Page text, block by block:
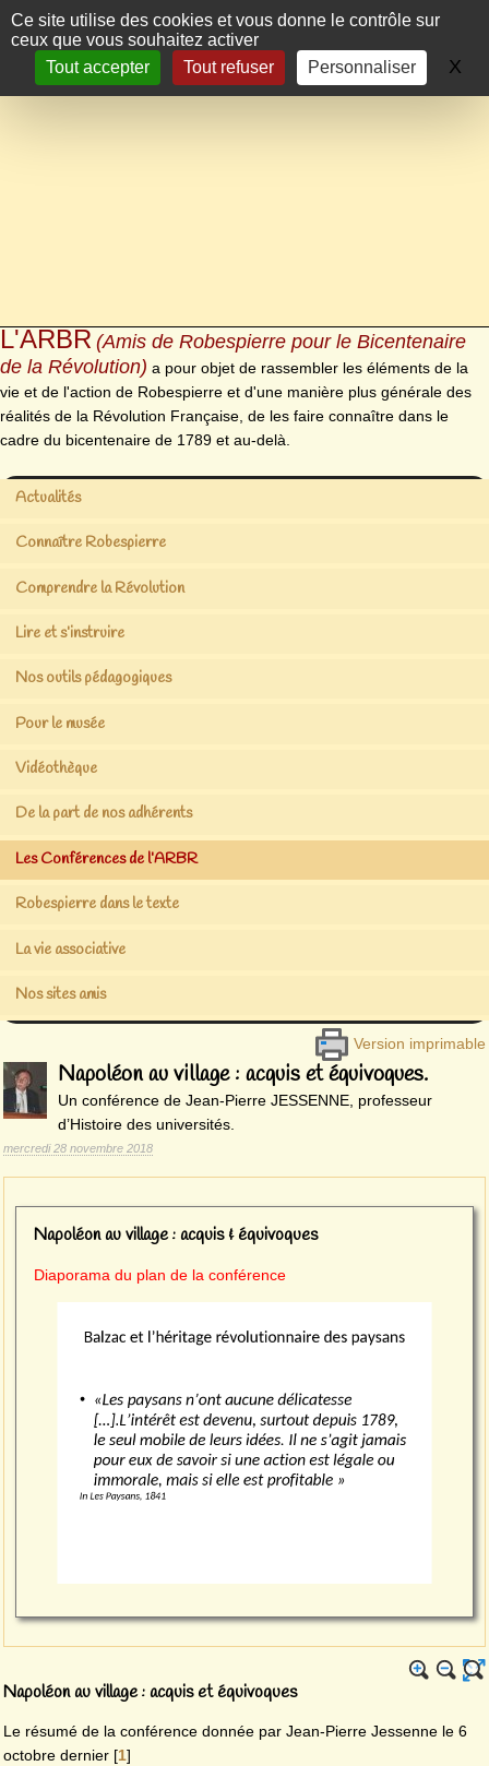
Panneau de gestion des cookies
Ce site utilise des cookies et vous donne le contrôle sur
ceux que vous souhaitez activer
Tout accepter
Tout refuser Personnaliser X
L'ARBR (Amis de Robespierre pour le Bicentenaire
de la Révolution) a pour objet de rassembler les éléments de la
vie et de l'action de Robespierre et d'une manière plus générale des
réalités de la Révolution Française, de les faire connaître dans le
cadre du bicentenaire de 1789 et au-delà.
Actualités
Connaître Robespierre
Comprendre la Révolution
Lire et s’instruire
Nos outils pédagogiques
Pour le musée
Vidéothèque
De la part de nos adhérents
Les Conférences de l’ARBR
Robespierre dans le texte
La vie associative
Nos sites amis
Version imprimable
Napoléon au village : acquis et équivoques.
Un conférence de Jean-Pierre JESSENNE, professeur
d’Histoire des universités.
mercredi 28 novembre 2018
Napoléon au village : acquis & équivoques
Diaporama du plan de la conférence
Napoléon au village : acquis et équivoques
Le résumé de la conférence donnée par Jean-Pierre Jessenne le 6
octobre dernier [1]